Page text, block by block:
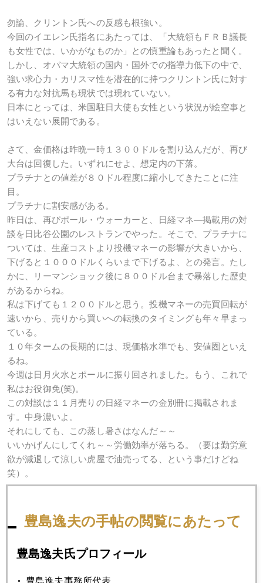
勿論、クリントン氏への反感も根強い。
今回のイエレン氏指名にあたっては、「大統領もＦＲＢ議長
も女性では、いかがなものか」との慎重論もあったと聞く。
しかし、オバマ大統領の国内・国外での指導力低下の中で、
強い求心力・カリスマ性を潜在的に持つクリントン氏に対す
る有力な対抗馬も現状では現れていない。
日本にとっては、米国駐日大使も女性という状況が絵空事と
はいえない展開である。
さて、金価格は昨晩一時１３００ドルを割り込んだが、再び
大台は回復した。いずれにせよ、想定内の下落。
プラチナとの値差が８０ドル程度に縮小してきたことに注
目。
プラチナに割安感がある。
昨日は、再びポール・ウォーカーと、日経マネ―掲載用の対
談を日比谷公園のレストランでやった。そこで、プラチナに
ついては、生産コストより投機マネーの影響が大きいから、
下げると１０００ドルくらいまで下げるよ、との発言。たし
かに、リーマンショック後に８００ドル台まで暴落した歴史
があるからね。
私は下げても１２００ドルと思う。投機マネーの売買回転が
速いから、売りから買いへの転換のタイミングも年々早まっ
ている。
１０年タームの長期的には、現価格水準でも、安値圏といえ
るね。
今週は日月火水とポールに振り回されました。もう、これで
私はお役御免(笑)。
この対談は１１月売りの日経マネーの金別冊に掲載されま
す。中身濃いよ。
それにしても、この蒸し暑さはなんだ～～
いいかげんにしてくれ～～労働効率が落ちる。（要は勤労意
欲が減退して涼しい虎屋で油売ってる、という事だけどね
笑）。
2013年
1月 2月 3月 4月
7月 8月 9月
豊島逸夫の手帖の閲覧にあたって
豊島逸夫氏プロフィール
豊島逸夫事務所代表。